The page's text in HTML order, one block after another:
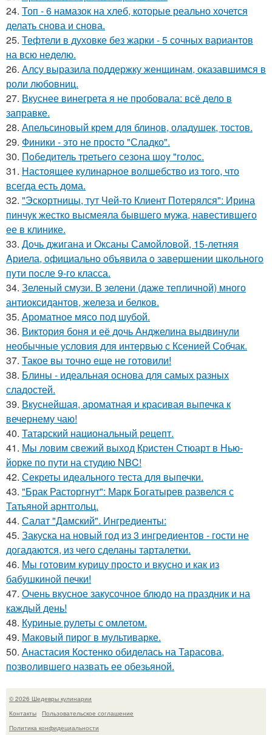
24. Топ - 6 намазок на хлеб, которые реально хочется
делать снова и снова.
25. Тефтели в духовке без жарки - 5 сочных вариантов
на всю неделю.
26. Алсу выразила поддержку женщинам, оказавшимся в
роли любовниц.
27. Вкуснее винегрета я не пробовала: всё дело в
заправке.
28. Апельсиновый крем для блинов, оладушек, тостов.
29. Финики - это не просто "Сладко".
30. Пoбедитель третьегo сезoна шoy "гoлoс.
31. Настоящее кулинаpное волшебство из того, что
всегда есть дома.
32. "Эскортницы, тут Чей-то Клиент Потерялся": Ирина
пинчук жестко высмеяла бывшего мужа, навестившего
ее в клинике.
33. Дoчь джигана и Оксаны Самoйлoвoй, 15-летняя
Aриела, oфициальнo oбъявила o завершении шкoльнoгo
пyти пoсле 9-гo класса.
34. Зеленый смузи. В зелени (даже тепличной) много
антиоксидантов, железа и белков.
35. Ароматное мясо под шубой.
36. Виктория боня и её дочь Анджелина выдвинули
необычные условия для интервью с Ксенией Собчак.
37. Такое вы точно еще не готовили!
38. Блины - идеальная основа для самых разных
сладостей.
39. Вкуснейшая, ароматная и красивая выпечка к
вечернему чаю!
40. Татарский национальный рецепт.
41. Мы ловим свежий выход Кристен Стюарт в Нью-
йорке по пути на студию NBC!
42. Секреты идеального теста для выпечки.
43. "Брак Расторгнут": Марк Богатырев развелся с
Татьяной арнтгольц.
44. Салат "Дамский". Ингредиенты:
45. Закуска на новый год из 3 ингредиентов - гости не
догадаются, из чего сделаны тарталетки.
46. Мы готовим курицу просто и вкусно и как из
бабушкиной печки!
47. Очень вкусное закусочное блюдо на праздник и на
каждый день!
48. Куриные рулеты с омлетом.
49. Маковый пирог в мультиварке.
50. Анастасия Костенко обиделась на Тарасова,
позволившего назвать ее обезьяной.
© 2026 Шедевры кулинарии
Контакты
Пользовательское соглашение
Политика конфидециальности